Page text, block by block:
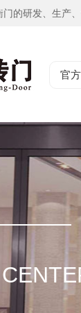
门的研发、生产
官